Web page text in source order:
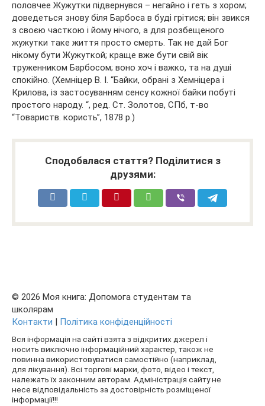
половчее Жужутки підвернувся – негайно і геть з хором;
доведеться знову біля Барбоса в буді грітися; він звикся
з своєю часткою і йому нічого, а для розбещеного
жужутки таке життя просто смерть. Так не дай Бог
нікому бути Жужуткой; краще вже бути свій вік
труженником Барбосом; воно хоч і важко, та на душі
спокійно. (Хемніцер В. І. “Байки, обрані з Хемніцера і
Крилова, із застосуванням сенсу кожної байки побуті
простого народу. “, ред. Ст. Золотов, СПб, т-во
“Товариств. користь”, 1878 р.)
Сподобалася стаття? Поділитися з
друзями:
© 2026 Моя книга: Допомога студентам та
школярам
Контакти | Політика конфіденційності
Вся інформація на сайті взята з відкритих джерел і
носить виключно інформаційний характер, також не
повинна використовуватися самостійно (наприклад,
для лікування). Всі торгові марки, фото, відео і текст,
належать їх законним авторам. Адміністрація сайту не
несе відповідальність за достовірність розміщеної
інформації!!!